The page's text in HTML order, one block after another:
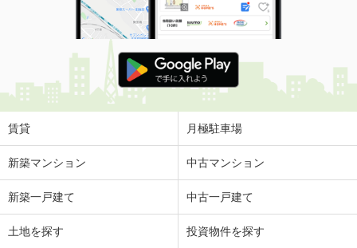
賃貸 月極駐車場
新築マンション 中古マンション
新築一戸建て 中古一戸建て
土地を探す 投資物件を探す